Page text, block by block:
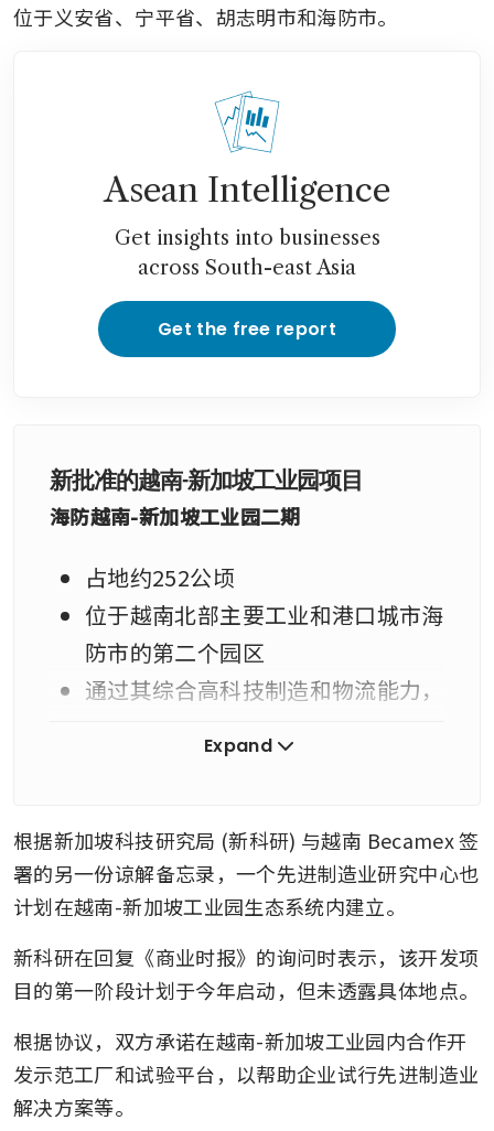
位于义安省、宁平省、胡志明市和海防市。
Asean Intelligence
Get insights into businesses
across South-east Asia
Get the free report
新批准的越南-新加坡工业园项目
海防越南-新加坡工业园二期
占地约252公顷
位于越南北部主要工业和港口城市海
防市的第二个园区
通过其综合高科技制造和物流能力，
型产业提供支持
业空间的需求
河南越南-新加坡工业园综合高科技园区
占地约630公顷
位于宁平省
专注于研发，并支持包括电子、半导
体、生物技术、制药和新材料在内的
先进制造业。
Expand
根据新加坡科技研究局 (新科研) 与越南 Becamex 签
署的另一份谅解备忘录，一个先进制造业研究中心也
计划在越南-新加坡工业园生态系统内建立。
新科研在回复《商业时报》的询问时表示，该开发项
目的第一阶段计划于今年启动，但未透露具体地点。
根据协议，双方承诺在越南-新加坡工业园内合作开
发示范工厂和试验平台，以帮助企业试行先进制造业
解决方案等。